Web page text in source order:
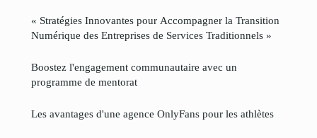
« Stratégies Innovantes pour Accompagner la Transition
Numérique des Entreprises de Services Traditionnels »
Boostez l'engagement communautaire avec un
programme de mentorat
Les avantages d'une agence OnlyFans pour les athlètes